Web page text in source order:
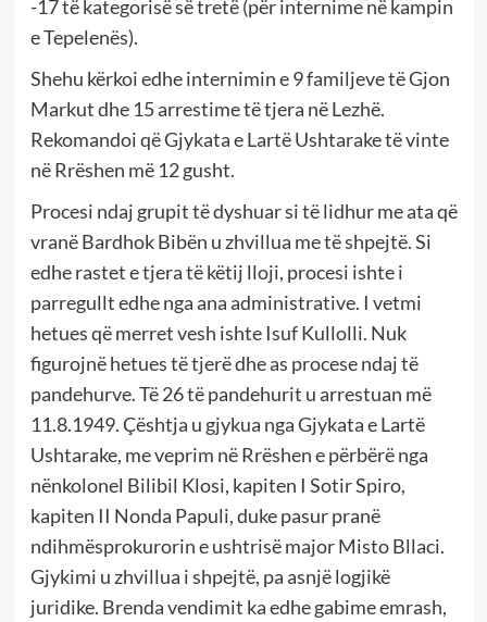
-17 të kategorisë së tretë (për internime në kampin
e Tepelenës).
Shehu kërkoi edhe internimin e 9 familjeve të Gjon
Markut dhe 15 arrestime të tjera në Lezhë.
Rekomandoi që Gjykata e Lartë Ushtarake të vinte
në Rrëshen më 12 gusht.
Procesi ndaj grupit të dyshuar si të lidhur me ata që
vranë Bardhok Bibën u zhvillua me të shpejtë. Si
edhe rastet e tjera të këtij lloji, procesi ishte i
parregullt edhe nga ana administrative. I vetmi
hetues që merret vesh ishte Isuf Kullolli. Nuk
figurojnë hetues të tjerë dhe as procese ndaj të
pandehurve. Të 26 të pandehurit u arrestuan më
11.8.1949. Çështja u gjykua nga Gjykata e Lartë
Ushtarake, me veprim në Rrëshen e përbërë nga
nënkolonel Bilibil Klosi, kapiten I Sotir Spiro,
kapiten II Nonda Papuli, duke pasur pranë
ndihmësprokurorin e ushtrisë major Misto Bllaci.
Gjykimi u zhvillua i shpejtë, pa asnjë logjikë
juridike. Brenda vendimit ka edhe gabime emrash,